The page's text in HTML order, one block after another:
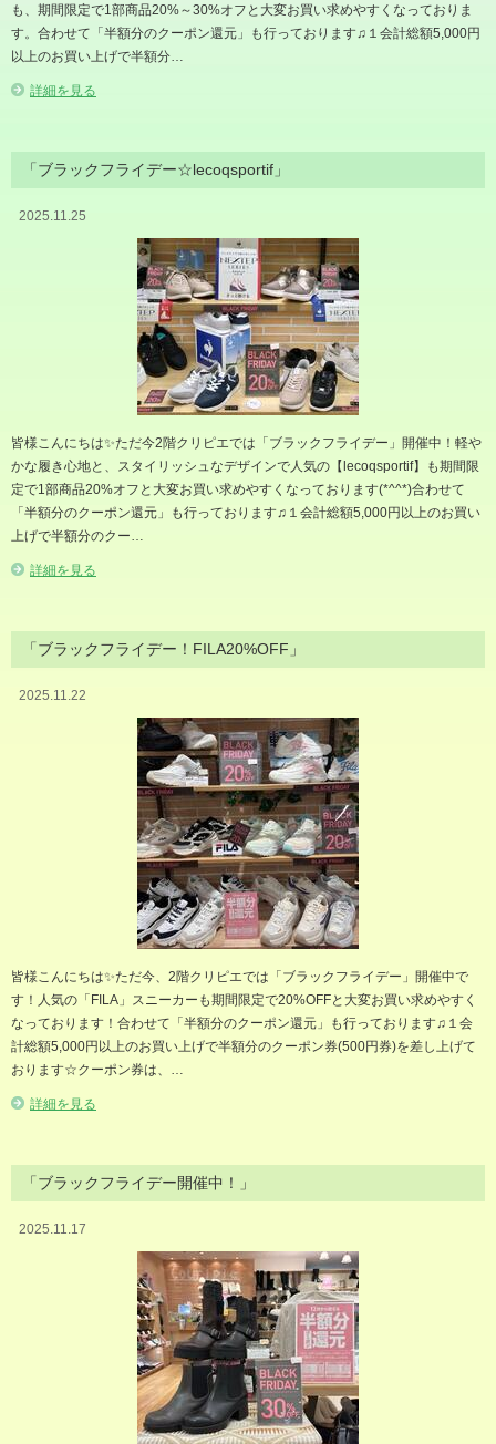
も、期間限定で1部商品20%～30%オフと大変お買い求めやすくなっておりま
す。合わせて「半額分のクーポン還元」も行っております♫１会計総額5,000円
以上のお買い上げで半額分…
詳細を見る
「ブラックフライデー☆lecoqsportif」
2025.11.25
皆様こんにちは✨️ただ今2階クリピエでは「ブラックフライデー」開催中！軽や
かな履き心地と、スタイリッシュなデザインで人気の【lecoqsportif】も期間限
定で1部商品20%オフと大変お買い求めやすくなっております(*^^*)合わせて
「半額分のクーポン還元」も行っております♫１会計総額5,000円以上のお買い
上げで半額分のクー…
詳細を見る
「ブラックフライデー！FILA20%OFF」
2025.11.22
皆様こんにちは✨️ただ今、2階クリピエでは「ブラックフライデー」開催中で
す！人気の「FILA」スニーカーも期間限定で20%OFFと大変お買い求めやすく
なっております！合わせて「半額分のクーポン還元」も行っております♫１会
計総額5,000円以上のお買い上げで半額分のクーポン券(500円券)を差し上げて
おります☆クーポン券は、…
詳細を見る
「ブラックフライデー開催中！」
2025.11.17